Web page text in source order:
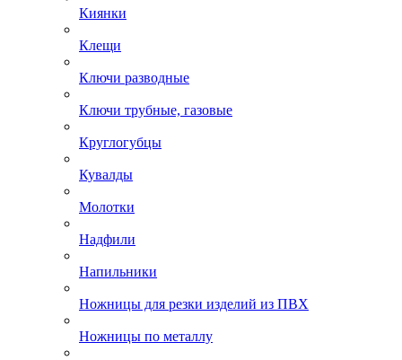
Киянки
Клещи
Ключи разводные
Ключи трубные, газовые
Круглогубцы
Кувалды
Молотки
Надфили
Напильники
Ножницы для резки изделий из ПВХ
Ножницы по металлу